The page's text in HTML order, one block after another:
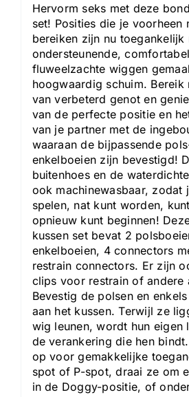
Hervorm seks met deze
set! Posities die je voorheen
bereiken zijn nu toegankelijk
ondersteunende,
fluweelzachte wiggen
hoogwaardig schuim. Bereik
van verbeterd genot en
van de perfecte positie en
van je partner met de
waaraan de bijpassende
enkelboeien zijn bevestigd!
buitenhoes en de
ook machinewasbaar, zodat
spelen, nat kunt worden,
opnieuw kunt beginnen!
kussen set bevat 2
enkelboeien, 4 connectors
restrain connectors. Er zijn
clips voor restrain of andere
Bevestig de polsen en
aan het kussen. Terwijl ze
wig leunen, wordt hun eigen
de verankering die hen
op voor gemakkelijke
spot of P-spot, draai ze om
in de Doggy-positie, of